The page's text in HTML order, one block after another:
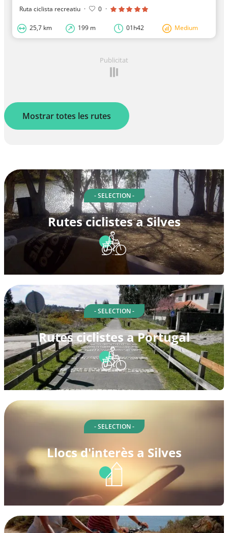
Ruta ciclista recreatiu · 0 ·
25,7 km 199 m 01h42 Medium
Publicitat
Mostrar totes les rutes
- SELECTION -
Rutes ciclistes a Silves
- SELECTION -
Rutes ciclistes a Portugal
- SELECTION -
Llocs d'interès a Silves